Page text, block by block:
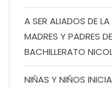
A SER ALIADOS DE
MADRES Y PADRES
BACHILLERATO
NIÑAS Y NIÑOS